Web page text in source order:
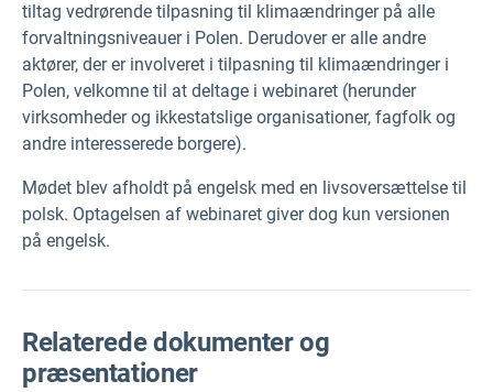
tiltag vedrørende tilpasning til klimaændringer på alle
forvaltningsniveauer i Polen. Derudover er alle andre
aktører, der er involveret i tilpasning til klimaændringer i
Polen, velkomne til at deltage i webinaret (herunder
virksomheder og ikkestatslige organisationer, fagfolk og
andre interesserede borgere).
Mødet blev afholdt på engelsk med en livsoversættelse til
polsk. Optagelsen af webinaret giver dog kun versionen
på engelsk.
Relaterede dokumenter og
præsentationer